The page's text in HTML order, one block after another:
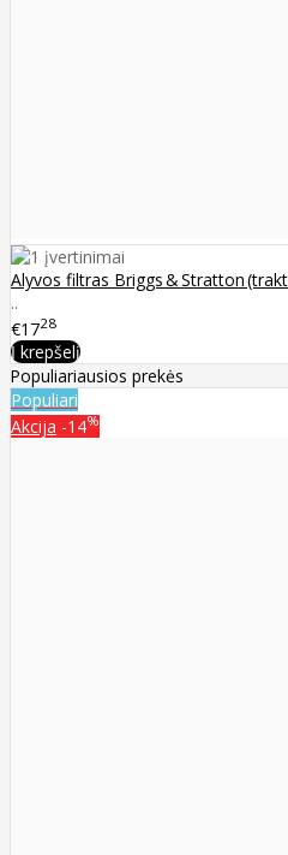
Alyvos filtras Briggs & Stratton
..
€1728
Į krepšelį
Populiariausios prekės
Populiari
Akcija -14%